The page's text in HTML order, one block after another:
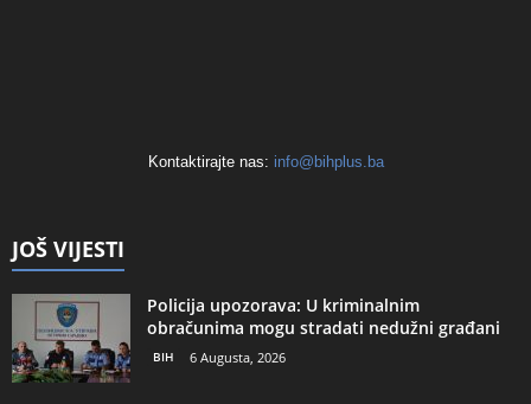
Kontaktirajte nas: info@bihplus.ba
JOŠ VIJESTI
Policija upozorava: U kriminalnim
obračunima mogu stradati nedužni građani
BIH 6 Augusta, 2026